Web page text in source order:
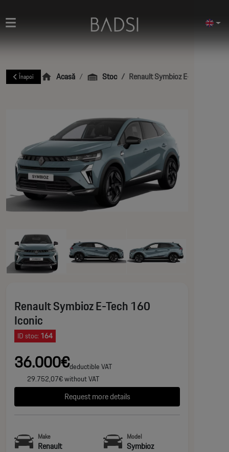
Înapoi Acasă Stoc Renault Symbioz E-Tech 160
Renault Symbioz E-Tech 160
Iconic
ID stoc: 164
36.000€deductible VAT
29.752,07€ without VAT
Request more details
Make
Renault
Model
Symbioz